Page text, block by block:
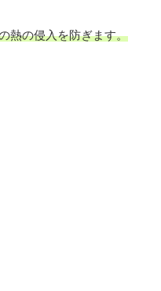
熱の侵入を防ぎます。